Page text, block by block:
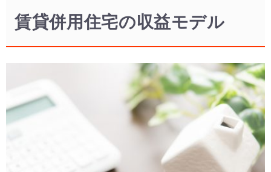
賃貸併用住宅の収益モデル